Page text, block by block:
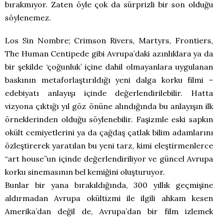
bırakmıyor. Zaten öyle çok da sürprizli bir son olduğu
söylenemez.
Los Sin Nombre; Crimson Rivers, Martyrs, Frontiers,
The Human Centipede gibi Avrupa’daki azınlıklara ya da
bir şekilde ‘çoğunluk’ içine dahil olmayanlara uygulanan
baskının metaforlaştırıldığı yeni dalga korku filmi –
edebiyatı anlayışı içinde değerlendirilebilir. Hatta
vizyona çıktığı yıl göz önüne alındığında bu anlayışın ilk
örneklerinden olduğu söylenebilir. Faşizmle eski sapkın
okült cemiyetlerini ya da çağdaş çatlak bilim adamlarını
özleştirerek yaratılan bu yeni tarz, kimi eleştirmenlerce
“art house”un içinde değerlendiriliyor ve güncel Avrupa
korku sinemasının bel kemiğini oluşturuyor.
Bunlar bir yana bırakıldığında, 300 yıllık geçmişine
aldırmadan Avrupa okültizmi ile ilgili ahkam kesen
Amerika’dan değil de, Avrupa’dan bir film izlemek